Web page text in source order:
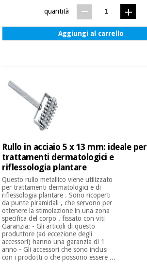
quantità
Aggiungi al carrello
Rullo in acciaio 5 x 13 mm: ideale per
trattamenti dermatologici e
riflessologia plantare
Questo rullo metallico viene utilizzato
per trattamenti dermatologici e di
riflessologia plantare . Sono ricoperti
da punte piramidali , che servono per
ottenere la stimolazione in una zona
specifica del corpo . fissato con viti
Garanzia: - Gli articoli di questo
produttore (ad eccezione degli
accessori) hanno una garanzia di 1
anno - Gli accessori che sono inclusi
con i prodotti o che possono essere ...